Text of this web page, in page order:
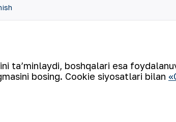
ta’minlaydi, boshqalari esa
bosing. Cookie siyosatlari bilan